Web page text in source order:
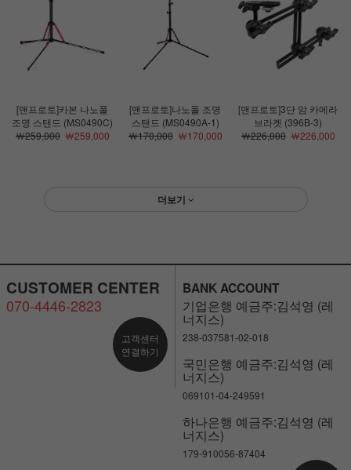
[맨프로토]카본 나노폴
조명 스탠드 (MS0490C)
￦259,000￦259,000
[맨프로토]나노폴 조명
스탠드 (MS0490A-1)
￦170,000￦170,000
[맨프로토]3단 암 카메라
브라켓 (396B-3)
￦226,000￦226,000
더보기
CUSTOMER CENTER
070-4446-2823
고객센터
연결하기
BANK ACCOUNT
기업은행 예금주:김석영 (레
너지스)
238-037581-02-018
국민은행 예금주:김석영 (레
너지스)
069101-04-249591
하나은행 예금주:김석영 (레
너지스)
179-910056-87404